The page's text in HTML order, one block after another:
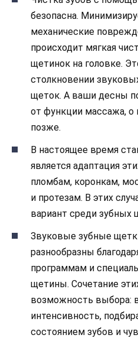
безопасна.
механические
происходит мягкая
щетинок на головке.
столкновении
щеток. А ваши десны
от функции массажа, о
позже.
В настоящее время
является адаптация
пломбам, коронкам,
и протезам. В этих
вариант среди зубных
Звуковые зубные
разнообразны
программам и
щетины. Сочетание
возможность выбора:
интенсивность,
состоянием зубов и